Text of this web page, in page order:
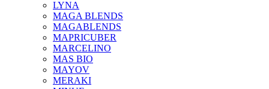
LYNA
MAGA BLENDS
MAGABLENDS
MAPRICUBER
MARCELINO
MAS BIO
MAYOV
MERAKI